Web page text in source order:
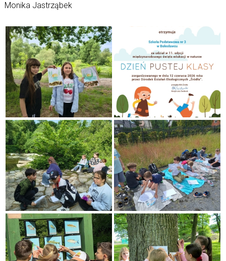
Monika Jastrząbek